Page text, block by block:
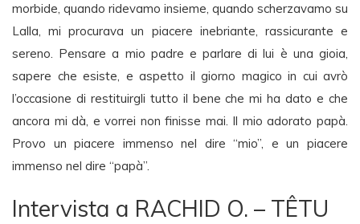
morbide, quando ridevamo insieme, quando scherzavamo su
Lalla, mi procurava un piacere inebriante, rassicurante e
sereno. Pensare a mio padre e parlare di lui è una gioia,
sapere che esiste, e aspetto il giorno magico in cui avrò
l’occasione di restituirgli tutto il bene che mi ha dato e che
ancora mi dà, e vorrei non finisse mai. Il mio adorato papà.
Provo un piacere immenso nel dire “mio”, e un piacere
immenso nel dire “papà”.
Intervista a RACHID O. – TÊTU